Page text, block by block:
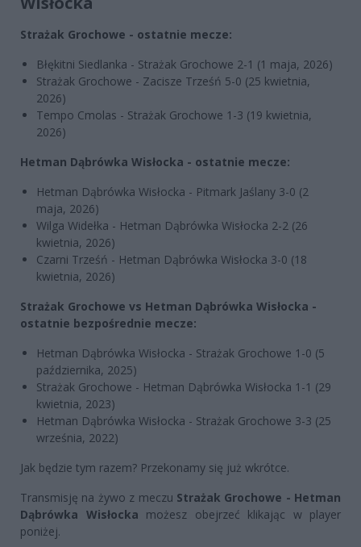
Strażak Grochowe - ostatnie mecze:
Błękitni Siedlanka - Strażak Grochowe 2-1 (1 maja, 2026)
Strażak Grochowe - Zacisze Trześń 5-0 (25 kwietnia,
2026)
Tempo Cmolas - Strażak Grochowe 1-3 (19 kwietnia,
2026)
Hetman Dąbrówka Wisłocka - ostatnie mecze:
Hetman Dąbrówka Wisłocka - Pitmark Jaślany 3-0 (2
maja, 2026)
Wilga Widełka - Hetman Dąbrówka Wisłocka 2-2 (26
kwietnia, 2026)
Czarni Trześń - Hetman Dąbrówka Wisłocka 3-0 (18
kwietnia, 2026)
Strażak Grochowe vs Hetman Dąbrówka Wisłocka -
ostatnie bezpośrednie mecze:
Hetman Dąbrówka Wisłocka - Strażak Grochowe 1-0 (5
października, 2025)
Strażak Grochowe - Hetman Dąbrówka Wisłocka 1-1 (29
kwietnia, 2023)
Hetman Dąbrówka Wisłocka - Strażak Grochowe 3-3 (25
września, 2022)
Jak będzie tym razem? Przekonamy się już wkrótce.
Transmisję na żywo z meczu Strażak Grochowe - Hetman
Dąbrówka Wisłocka możesz obejrzeć klikając w player
poniżej.